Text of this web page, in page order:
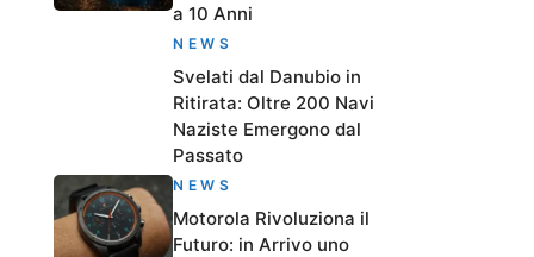
a 10 Anni
NEWS
Svelati dal Danubio in
Ritirata: Oltre 200 Navi
Naziste Emergono dal
Passato
NEWS
Motorola Rivoluziona il
Futuro: in Arrivo uno